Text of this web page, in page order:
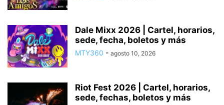
Dale Mixx 2026 | Cartel, horarios,
sede, fecha, boletos y más
MTY360 - agosto 10, 2026
Riot Fest 2026 | Cartel, horarios,
sede, fechas, boletos y más